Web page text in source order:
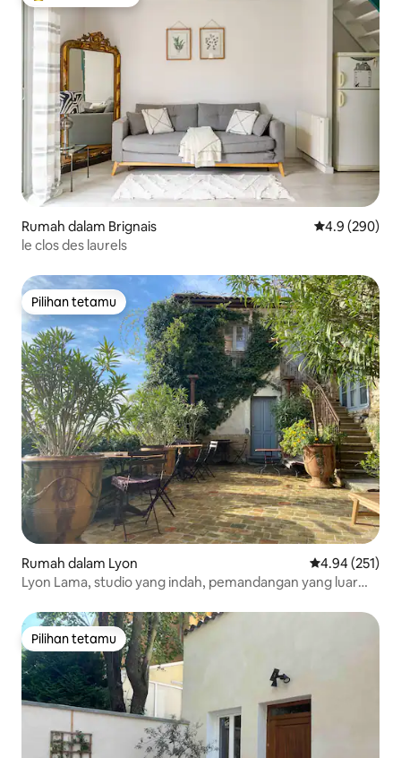
Rumah dalam Brignais Penarafan
4.9 (290)
le clos des laurels
Pilihan tetamu
Pilihan tetamu
Rumah dalam Lyon Penarafan
4.94 (251)
Lyon Lama, studio yang indah, pemandangan yang luar
Pilihan tetamu
Pilihan tetamu